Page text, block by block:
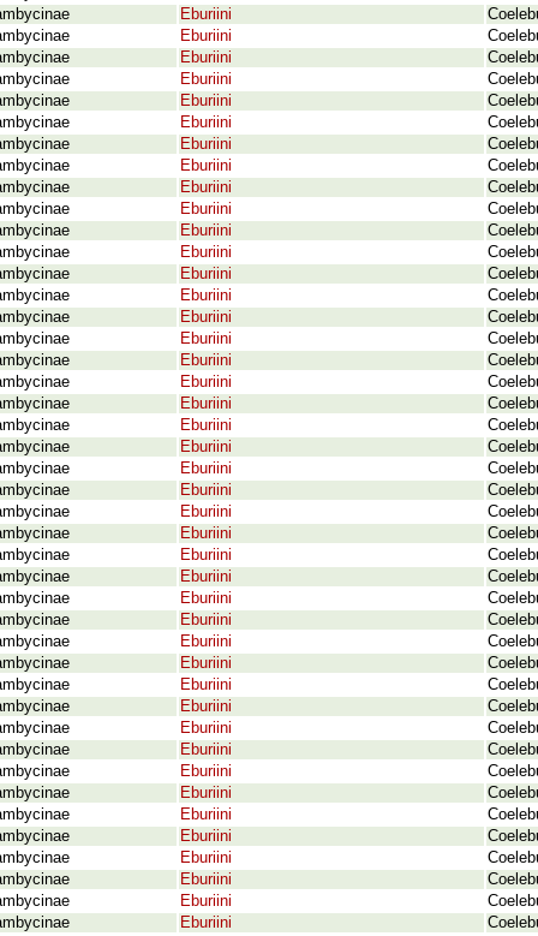
Eburiini
Eburiini
Eburiini
Eburiini
Eburiini
Eburiini
Eburiini
Eburiini
Eburiini
Eburiini
Eburiini
Eburiini
Eburiini
Eburiini
Eburiini
Eburiini
Eburiini
Eburiini
Eburiini
Eburiini
Eburiini
Eburiini
Eburiini
Eburiini
Eburiini
Eburiini
Eburiini
Eburiini
Eburiini
Eburiini
Eburiini
Eburiini
Eburiini
Eburiini
Eburiini
Eburiini
Eburiini
Eburiini
Eburiini
Eburiini
Eburiini
Eburiini
Eburiini